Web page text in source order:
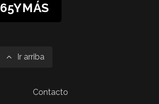
65YMÁS
Ir arriba
Contacto